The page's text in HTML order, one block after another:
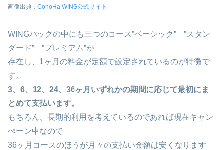
画像出典： ConoHa WING公式サイト
WINGパックの中にも三つのコース”ベーシック” ”スタン
ダード” ”プレミアム”が
存在し、1ヶ月の料金が定額で設定されているのが特徴で
す。
3、6、12、24、36ヶ月いずれかの期間に応じて最初にま
とめて支払います。
もちろん、長期的利用を考えているのであれば現在キャン
ぺーン中なので
36ヶ月コースのほうが月々の支払い金額は安くなります